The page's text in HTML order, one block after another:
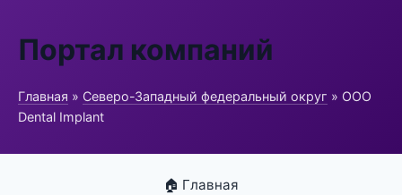
Портал компаний
Главная » Северо-Западный федеральный округ » ООО
Dental Implant
🏠 Главная